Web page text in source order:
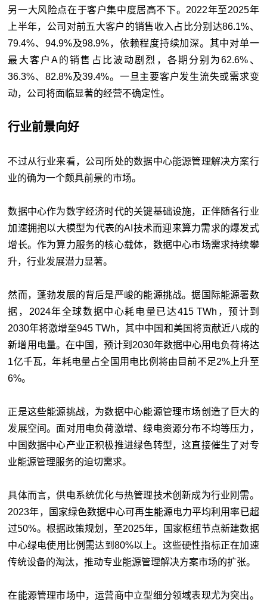
另一大风险点在于客户集中度居高不下。2022年至2025年
上半年，公司对前五大客户的销售收入占比分别达86.1%、
79.4%、94.9%及98.9%，依赖程度持续加深。其中对单一
最大客户A的销售占比波动剧烈，各期分别为62.6%、
36.3%、82.8%及39.4%。一旦主要客户发生流失或需求变
动，公司将面临显著的经营不确定性。
行业前景向好
不过从行业来看，公司所处的数据中心能源管理解决方案行
业的确为一个颇具前景的市场。
数据中心作为数字经济时代的关键基础设施，正伴随各行业
加速拥抱以大模型为代表的AI技术而迎来算力需求的爆发式
增长。作为算力服务的核心载体，数据中心市场需求持续攀
升，行业发展潜力显著。
然而，蓬勃发展的背后是严峻的能源挑战。据国际能源署数
据，2024年全球数据中心耗电量已达415 TWh，预计到
2030年将激增至945 TWh，其中中国和美国将贡献近八成的
新增用电量。在中国，预计到2030年数据中心用电负荷将达
1亿千瓦，年耗电量占全国用电比例将由目前不足2%上升至
6%。
正是这些能源挑战，为数据中心能源管理市场创造了巨大的
发展空间。面对用电负荷激增、绿电资源分布不均等压力，
中国数据中心产业正积极推进绿色转型，这直接催生了对专
业能源管理服务的迫切需求。
具体而言，供电系统优化与热管理技术创新成为行业刚需。
2023年，国家绿色数据中心可再生能源电力平均利用率已超
过50%。根据政策规划，至2025年，国家枢纽节点新建数据
中心绿电使用比例需达到80%以上。这些硬性指标正在加速
传统设备的淘汰，推动专业能源管理解决方案市场的扩张。
在能源管理市场中，运营商中立型细分领域表现尤为突出。